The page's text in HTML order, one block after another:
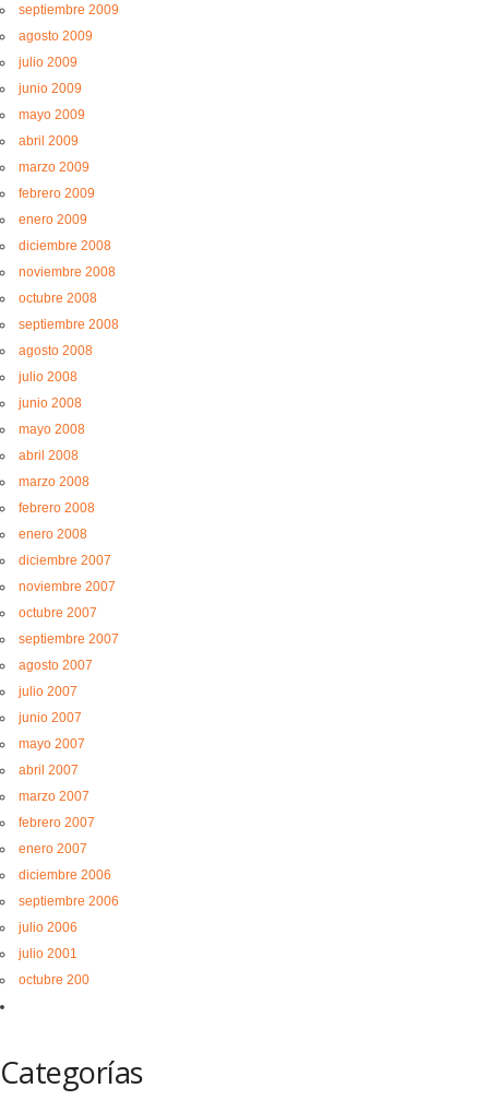
septiembre 2009
agosto 2009
julio 2009
junio 2009
mayo 2009
abril 2009
marzo 2009
febrero 2009
enero 2009
diciembre 2008
noviembre 2008
octubre 2008
septiembre 2008
agosto 2008
julio 2008
junio 2008
mayo 2008
abril 2008
marzo 2008
febrero 2008
enero 2008
diciembre 2007
noviembre 2007
octubre 2007
septiembre 2007
agosto 2007
julio 2007
junio 2007
mayo 2007
abril 2007
marzo 2007
febrero 2007
enero 2007
diciembre 2006
septiembre 2006
julio 2006
julio 2001
octubre 200
Categorías